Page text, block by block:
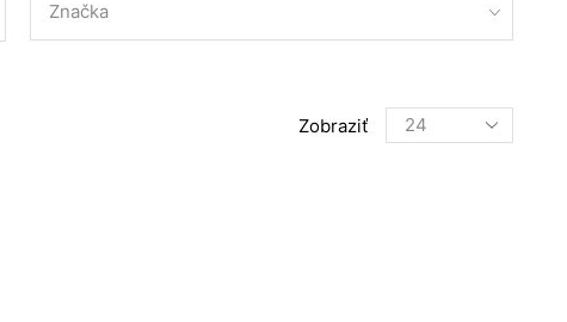
Značka
Zobraziť
Products
per